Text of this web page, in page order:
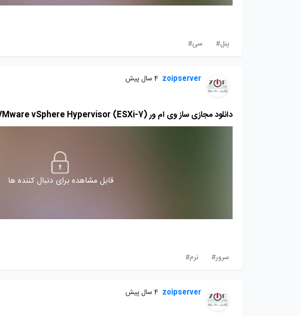
پنل#
سی#
zoipserver 4 سال پیش
دانلود مجازی ساز وی ام ور VMware vSphere Hypervisor (ESXi-7)
قابل مشاهده برای دنبال کننده ها
سرور#
نرم#
zoipserver 4 سال پیش